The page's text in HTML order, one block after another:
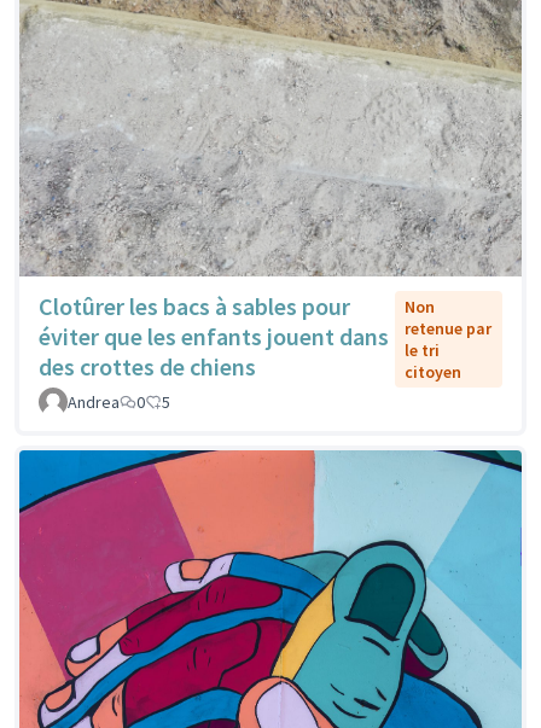
Clotûrer les bacs à sables pour
éviter que les enfants jouent dans
des crottes de chiens
Non
retenue par
le tri
citoyen
Andrea
0 5